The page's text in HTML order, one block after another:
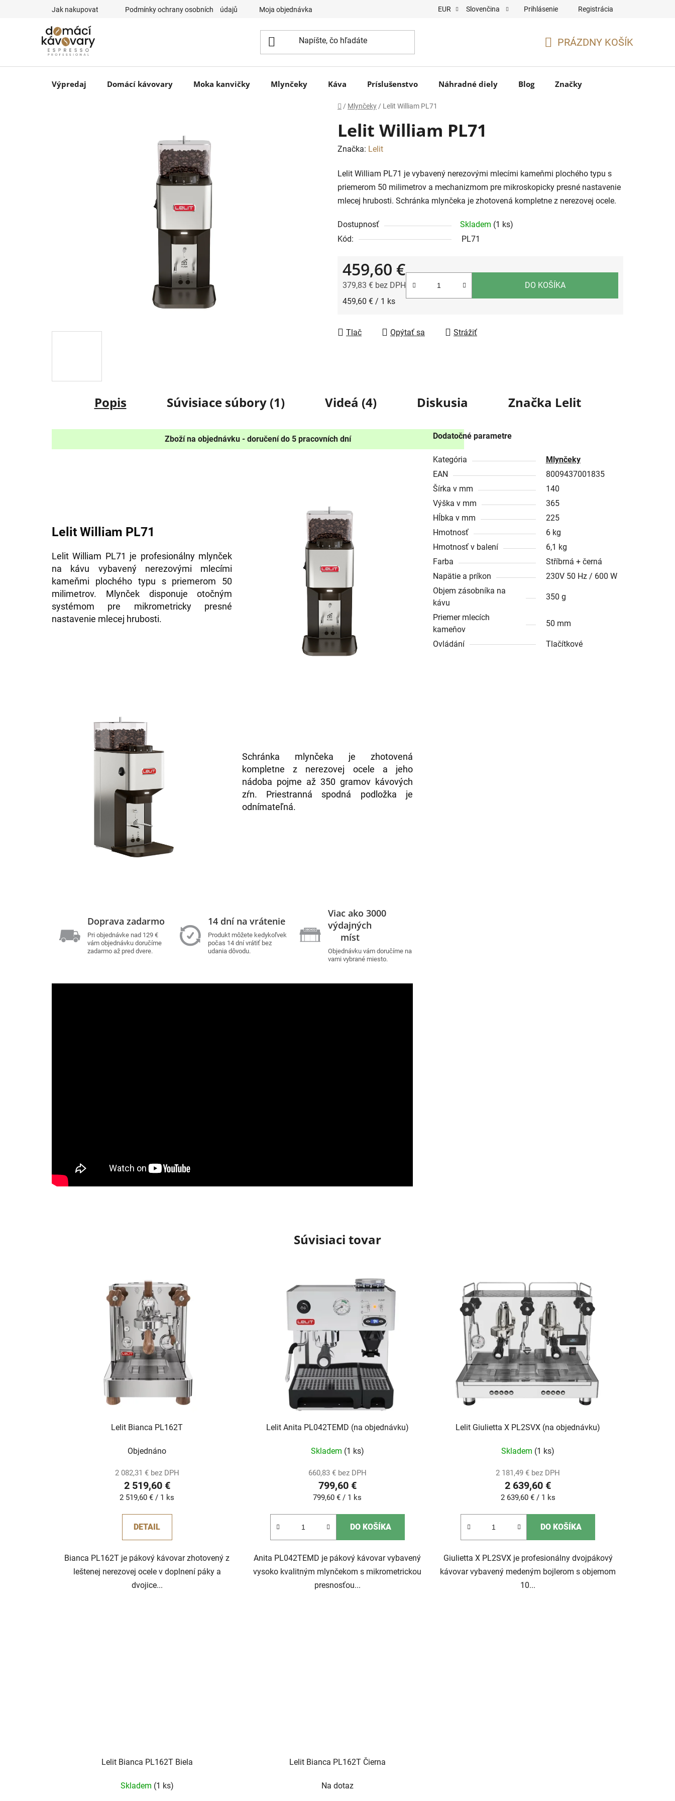
Jak nakupovat ⠀Podmínky ochrany osobních ⠀údajů Moja objednávka EUR Slovenčina Prihlásenie Registrácia
KOŠÍK
PRÁZDNY KOŠÍK
Výpredaj Domácí kávovary Moka kanvičky Mlynčeky Káva Príslušenstvo Náhradné diely Blog Značky
Domov
/ Mlynčeky / Lelit William PL71
Lelit William PL71
Značka: Lelit
Lelit William PL71 je vybavený nerezovými mlecími kameňmi plochého typu s
priemerom 50 milimetrov a mechanizmom pre mikroskopicky presné nastavenie
mlecej hrubosti. Schránka mlynčeka je zhotovená kompletne z nerezovej ocele.
Dostupnosť Skladem (1 ks)
Kód:
PL71
459,60 €
379,83 € bez DPH
Jednotková cena:
459,60 € / 1 ks
DO KOŠÍKA
Tlač Opýtať sa Strážiť
Popis Súvisiace súbory (1) Videá (4) Diskusia Značka Lelit
Zboží na objednávku - doručení do 5 pracovních dní
Lelit William PL71
Lelit William PL71 je profesionálny mlynček
na kávu vybavený nerezovými mlecími
kameňmi plochého typu s priemerom 50
milimetrov. Mlynček disponuje otočným
systémom pre mikrometricky presné
nastavenie mlecej hrubosti.
Schránka mlynčeka je zhotovená
kompletne z nerezovej ocele a jeho
nádoba pojme až 350 gramov kávových
zŕn. Priestranná spodná podložka je
odnímateľná.
Doprava zadarmo
Pri objednávke nad 129 €
vám objednávku doručíme
zadarmo až pred dvere.
14 dní na vrátenie
Produkt môžete kedykoľvek
počas 14 dní vrátiť bez
udania dôvodu.
Viac ako 3000
výdajných
míst
Objednávku vám doručíme na
vami vybrané miesto.
Dodatočné parametre
Kategória
Mlynčeky
EAN
8009437001835
Šírka v mm
140
Výška v mm
365
Hĺbka v mm
225
Hmotnosť
6 kg
Hmotnosť v balení
6,1 kg
Farba
Stříbrná + černá
Napätie a príkon
230V 50 Hz / 600 W
Objem zásobníka na
kávu
350 g
Priemer mlecích
kameňov
50 mm
Ovládání Tlačítkové
Súvisiaci tovar
Lelit Bianca PL162T
Objednáno
2 082,31 € bez DPH
2 519,60 €
Jednotková
2 519,60 € / 1 ks
DETAIL
Bianca PL162T je pákový kávovar zhotovený z
leštenej nerezovej ocele v doplnení páky a
dvojice...
Lelit Anita PL042TEMD (na objednávku)
Skladem (1 ks)
660,83 € bez DPH
799,60 €
Jednotková
799,60 € / 1 ks
DO KOŠÍKA
Anita PL042TEMD je pákový kávovar vybavený
vysoko kvalitným mlynčekom s mikrometrickou
presnosťou...
Lelit Giulietta X PL2SVX (na objednávku)
Skladem (1 ks)
2 181,49 € bez DPH
2 639,60 €
Jednotková
2 639,60 € / 1 ks
DO KOŠÍKA
Giulietta X PL2SVX je profesionálny dvojpákový
kávovar vybavený medeným bojlerom s objemom
10...
Lelit Bianca PL162T Biela
Skladem (1 ks)
Lelit Bianca PL162T Čierna
Na dotaz